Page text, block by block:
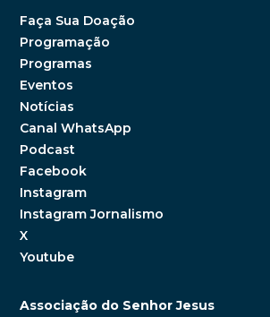
Faça Sua Doação
Programação
Programas
Eventos
Notícias
Canal WhatsApp
Podcast
Facebook
Instagram
Instagram Jornalismo
X
Youtube
Associação do Senhor Jesus